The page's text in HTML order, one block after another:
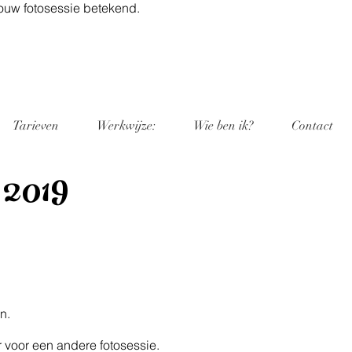
fotosessie betekend.
Tarieven Werkwijze: Wie ben ik? Contact
een andere fotosessie.